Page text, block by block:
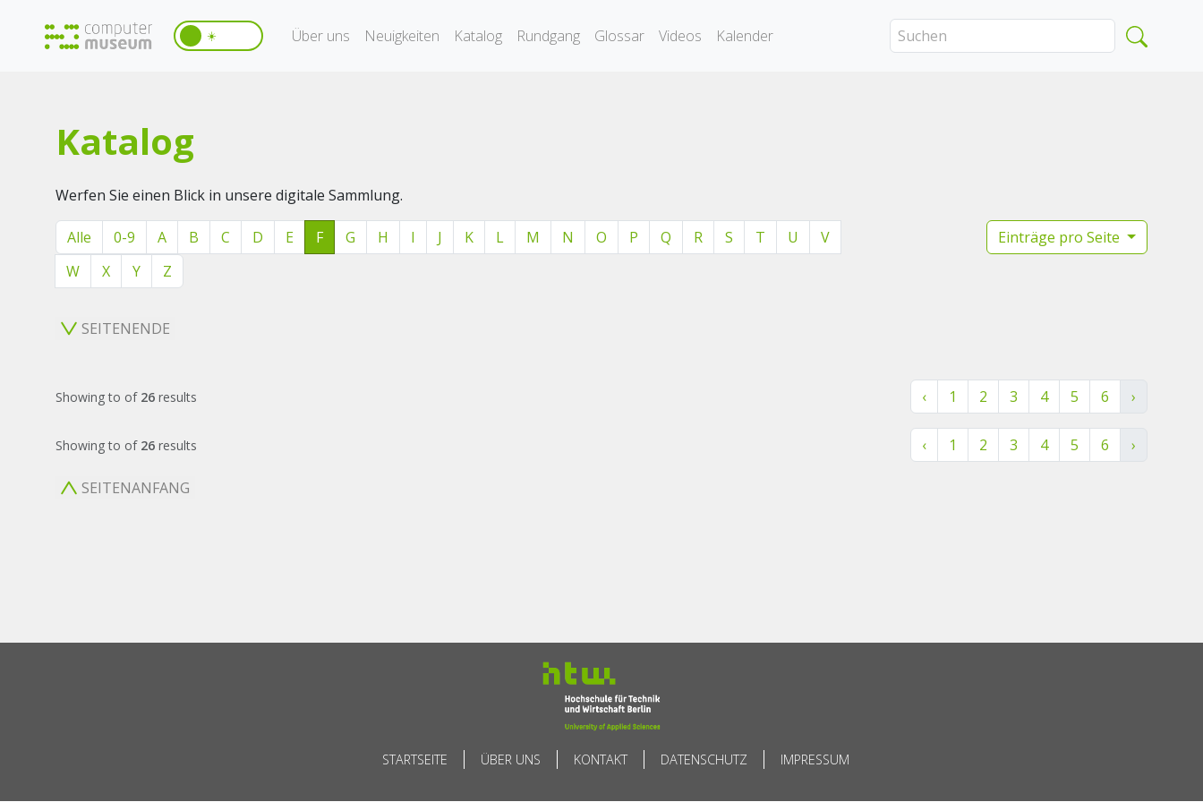
☀️ Über uns Neuigkeiten Katalog Rundgang Glossar Videos Kalender
Katalog
Werfen Sie einen Blick in unsere digitale Sammlung.
Alle 0-9 A B C D E F G H I J K L M N O P Q R S T U
V
W
X Y Z
Einträge pro Seite
SEITENENDE
Showingto of 26 results ‹ 1 2 3 4 5 6 ›
Showingto of 26 results ‹ 1 2 3 4 5 6 ›
SEITENANFANG
STARTSEITE ÜBER UNS KONTAKT DATENSCHUTZ IMPRESSUM